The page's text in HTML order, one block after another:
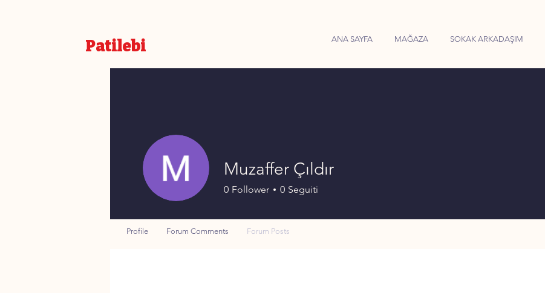
Patilebi ANA SAYFA MAĞAZA SOKAK ARKADAŞIM
Muzaffer Çıldır
0 Follower 0 Seguiti
Profile Forum Comments Forum Posts